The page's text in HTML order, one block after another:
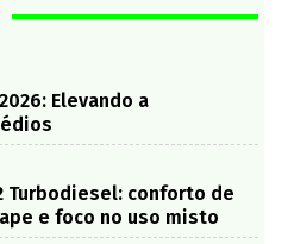
Elevando a
Turbodiesel: conforto de
e foco no uso misto